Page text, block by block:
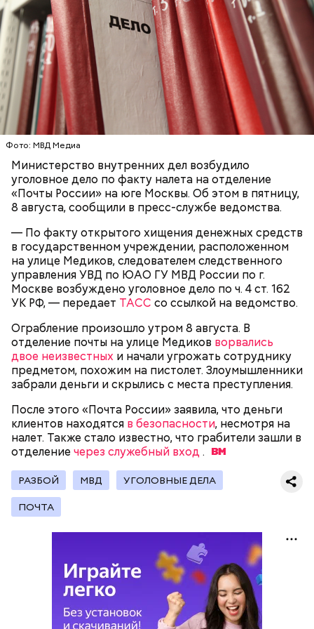
Фото: МВД Медиа
Министерство внутренних дел возбудило
уголовное дело по факту налета на отделение
«Почты России» на юге Москвы. Об этом в пятницу,
8 августа, сообщили в пресс-службе ведомства.
— По факту открытого хищения денежных средств
в государственном учреждении, расположенном
на улице Медиков, следователем следственного
управления УВД по ЮАО ГУ МВД России по г.
Москве возбуждено уголовное дело по ч. 4 ст. 162
УК РФ, — передает ТАСС со ссылкой на ведомство.
Ограбление произошло утром 8 августа. В
отделение почты на улице Медиков ворвались
двое неизвестных и начали угрожать сотруднику
предметом, похожим на пистолет. Злоумышленники
забрали деньги и скрылись с места преступления.
После этого «Почта России» заявила, что деньги
клиентов находятся в безопасности, несмотря на
налет. Также стало известно, что грабители зашли в
отделение через служебный вход.
РАЗБОЙ МВД УГОЛОВНЫЕ ДЕЛА
ПОЧТА
— Гасанов, являясь индивидуальным
предпринимателем, осуществлял
предпринимательскую деятельность в области
продажи и размещения рекламы в социальных
сетях. С целью сокрытия своих доходов часть
покупателей различных мотивационных курсов и
прогнозов ставок на спорт Гасанов получал на
свои личные лицевые счета как физического лица, а
счета, — пояснили вмосковской прокуратуре
Родственники обналичивали деньги и возвращали
их Гасанову. А чтобы пользоваться деньгами и не
вызвать подозрений у налоговой, Гасанов либо
распределял их между еще несколькими счетами,
либопокупал на них квартиры.
Блогеру грозило до семи лет лишения свободы.
Первой жертвой Миссюры была его девушка.
Именно на ней молодой человек впервые испытал
химикаты, купленные в интернет-магазине. 13
января 2024 года он подсыпал дихлорэтан в
коктейль возлюбленной, отчего у нее случился
инсульт. Девушка неделюпровела в коме , а после
Следующим подопытным стал друг детства
Миссюры Константин. 3 февраля того же года,
когда молодые люди ехали вместе в машине,
этиленгликолем. Через два дня Константин умер в
больнице.
— Мы съездили за витаминами, вернулись обратно,
поднялись домой. У него ухудшилось самочувствие
через сутки... Его увезли в больницу,
реанимировали, и там он скончался, — рассказывал
Миссюра на допросе.
Видео: пресс-служба ГСУ СК по Московской области